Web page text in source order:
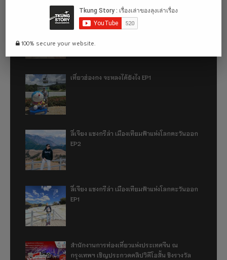
เที่ยวฮ่องกง จะหลงได้ยังไง EP2
เที่ยวฮ่องกง จะหลงได้ยังไง EP1
ลี่เจียง แชงกรีล่า เมืองเทียมฟ้าแห่งโลกตะวันออก
EP2
ลี่เจียง แชงกรีล่า เมืองเทียมฟ้าแห่งโลกตะวันออก
EP1
สำนักงานการท่องเที่ยวแห่งประเทศจีน ณ
กรุงเทพฯ เชิญประกวดคลิปวิดีโอสั้น ชิงรางวัล
100% secure your website.